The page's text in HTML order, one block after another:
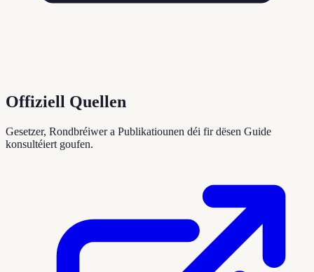
Offiziell Quellen
Gesetzer, Rondbréiwer a Publikatiounen déi fir dësen Guide
konsultéiert goufen.